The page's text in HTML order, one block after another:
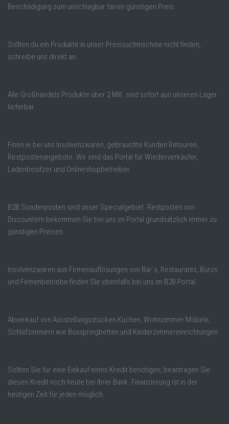
Beschädigung zum unschlagbar fairen günstigen Preis.
Sollten du ein Produkte in unser Preissuchmschine nicht finden,
schreibe uns direkt an.
Alle Großhandels Produkte über 2 Mill. sind sofort aus unseren Lager
lieferbar.
Finen ie bei uns Insolvenzwaren, gebrauchte Kunden Retouren,
Restpostenangebote. Wir sind das Portal für Wiederverkäufer,
Ladenbesitzer und Onlineshopbetreiber.
B2B Sonderposten sind unser Specialgebiet. Restposten von
Discountern bekommen Sie bei uns im Portal grundsätzlich immer zu
günstigen Preisen.
Insolvenzwaren aus Firmenauflösungen von Bar´s, Restaurants, Büros
und Firmenbetriebe finden SIe ebenfalls bei uns im B2B Portal.
Abverkauf von Ausstellungsstücken Küchen, Wohnzimmer Möbeln,
Schlafzimmern wie Boxspringbetten und Kinderzimmereinrichtungen.
Sollten Sie für eine Einkauf einen Kredit benötigen, beantragen Sie
diesen Kredit noch heute bei Ihrer Bank. Finanzierung ist in der
heutigen Zeit für jeden möglich.